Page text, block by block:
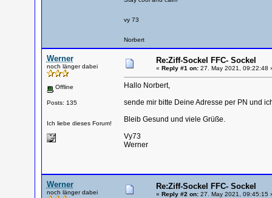
vy 73
Norbert
Werner
noch länger dabei
Offline
Posts: 135
Ich liebe dieses Forum!
Re:Ziff-Sockel FFC- Sockel
« Reply #1 on:27. May 2021, 09:22:48
Hallo Norbert,
sende mir bitte Deine Adresse per PN und
Bleib Gesund und viele Grüße.
Vy73
Werner
Werner
noch länger dabei
Re:Ziff-Sockel FFC- Sockel
« Reply #2 on:27. May 2021, 09:45:15